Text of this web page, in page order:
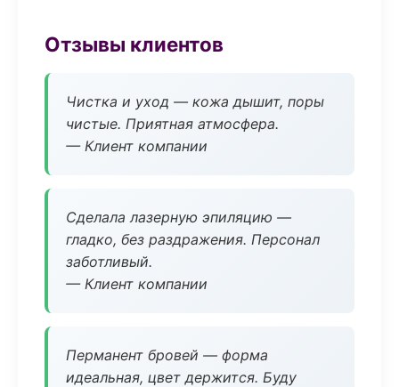
Отзывы клиентов
Чистка и уход — кожа дышит, поры
чистые. Приятная атмосфера.
— Клиент компании
Сделала лазерную эпиляцию —
гладко, без раздражения. Персонал
заботливый.
— Клиент компании
Перманент бровей — форма
идеальная, цвет держится. Буду